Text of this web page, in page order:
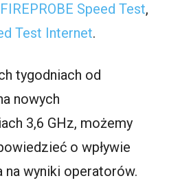
FIREPROBE Speed Test,
Test Internet.
tygodniach od
nowych
3,6 GHz, możemy
o wpływie
na wyniki operatorów.